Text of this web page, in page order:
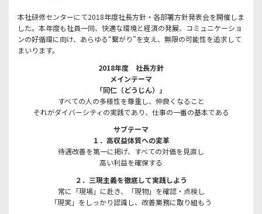
本社研修センターにて2018年度社長方針・各部署方針発表会を開催しま
した。本年度も社員一同、快適な環境と経済の発展、コミュニケーショ
ンの好循環に向け、あらゆる“繋がり”を支え、無限の可能性を追求して
まいります。
2018年度 社長方針
メインテーマ
「同仁（どうじん）」
すべての人の多様性を尊重し、仲良くなること
それがダイバーシティの実践であり、仕事の一番の基本である
サブテーマ
１．高収益体質への変革
待遇改善を第一に掲げ、すべての対価を見直し
高い利益を確保する
２．三現主義を徹底して実践しよう
常に「現場」に赴き、「現物」を確認・点検し
「現実」をしっかり認識し、改善業務に取り組もう